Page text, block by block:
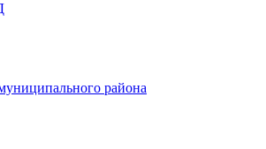
района